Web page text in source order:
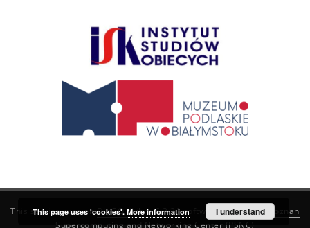
This service runs onDInGO dLibra 6.3.21software created by
Poznan
Supercomputing and Networking Center (PSNC)
This page uses 'cookies'. More information I understand